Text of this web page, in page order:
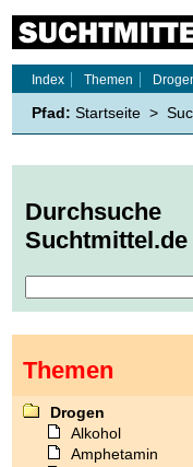
Index
Themen
Pfad: Startseite >
Durchsuche
Suchtmittel.de
Themen
Drogen
Alkohol
Amphetamin